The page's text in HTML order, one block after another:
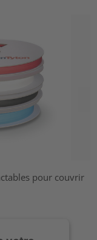
pour couvrir